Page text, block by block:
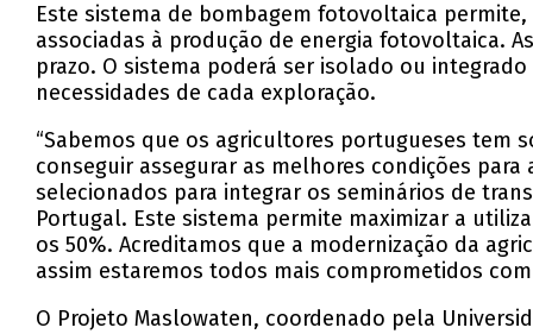
Este sistema de bombagem fotovoltaica
associadas à produção de energia fotovoltaica.
prazo. O sistema poderá ser isolado ou
necessidades de cada exploração.
“Sabemos que os agricultores portugueses tem
conseguir assegurar as melhores condições
selecionados para integrar os seminários de
Portugal. Este sistema permite maximizar a
os 50%. Acreditamos que a modernização da
assim estaremos todos mais comprometidos
O Projeto Maslowaten, coordenado pela